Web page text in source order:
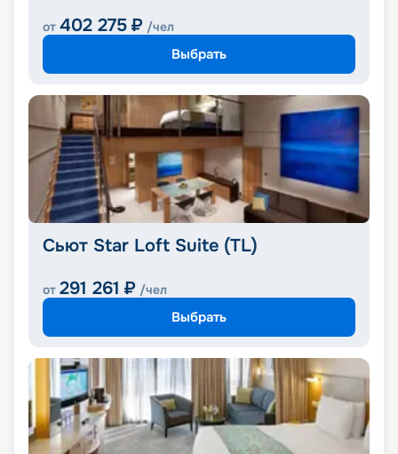
от 402 275 ₽ /чел
Выбрать
Сьют Star Loft Suite (TL)
от 291 261 ₽ /чел
Выбрать